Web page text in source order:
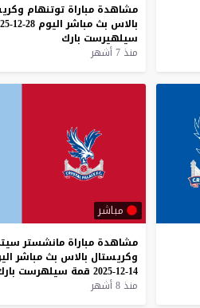
مشاهدة مباراة توتنهام
بالاس بث مباشر اليوم 28-12-2025
سيلهيرست بارك
منذ 7 أشهر
مباشر
مشاهدة مباراة مانشستر
وكريستال بالاس بث مباشر
14-12-2025
قمة سيلهرست
منذ 8 أشهر